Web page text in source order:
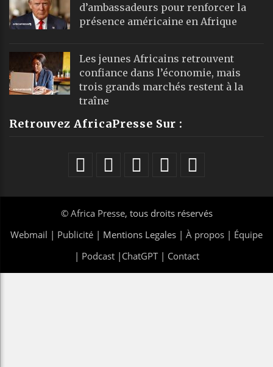
d’ambassadeurs pour renforcer la
présence américaine en Afrique
Les jeunes Africains retrouvent
confiance dans l’économie, mais
trois grands marchés restent à la
traîne
Retrouvez AfricaPresse Sur :
© Africa Presse, tous droits réservés
Webmail | Publicité | Mentions Legales | À propos | Équipe
| Podcast| ChatGPT| Contact